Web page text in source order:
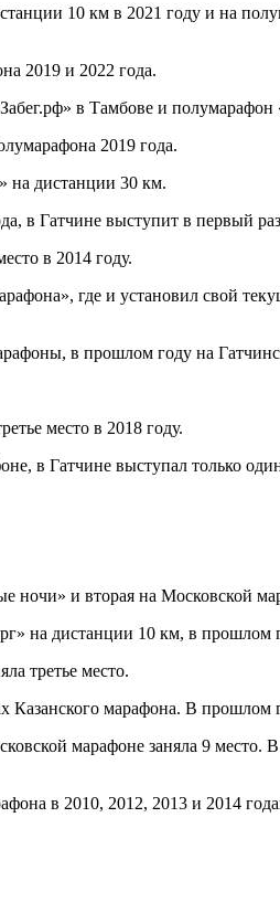
10 км в 2021 году и на
2019 и 2022 года.
в Тамбове и
2019 года.
на дистанции 30 км.
в Гатчине выступит в первый
в 2014 году.
где и установил свой
в прошлом году на
место в 2018 году.
в Гатчине выступал только
ночи» и вторая на Московской
на дистанции 10 км, в прошлом
третье место.
марафона. В прошлом
марафоне заняла 9 место. В
в 2010, 2012, 2013 и 2014